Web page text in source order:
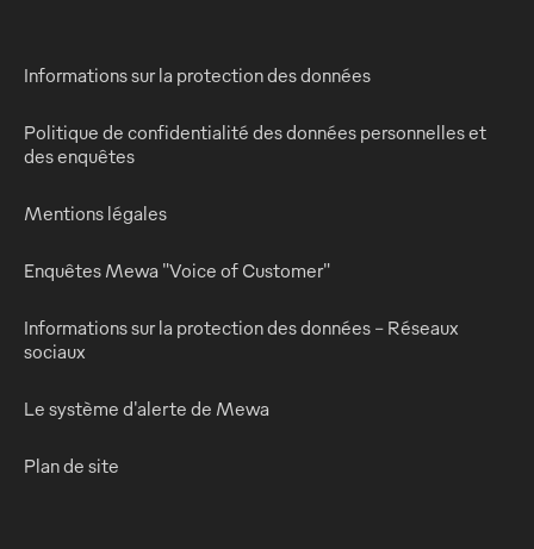
Informations sur la protection des données
Politique de confidentialité des données personnelles et
des enquêtes
Mentions légales
Enquêtes Mewa "Voice of Customer"
Informations sur la protection des données - Réseaux
sociaux
Le système d'alerte de Mewa
Plan de site